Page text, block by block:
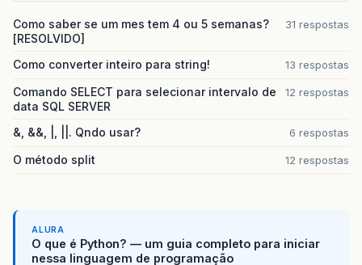
Como saber se um mes tem 4 ou 5 semanas?
[RESOLVIDO]
31 respostas
Como converter inteiro para string! 13 respostas
Comando SELECT para selecionar intervalo de
data SQL SERVER
12 respostas
&, &&, |, ||. Qndo usar? 6 respostas
O método split 12 respostas
ALURA
O que é Python? — um guia completo para iniciar
nessa linguagem de programação